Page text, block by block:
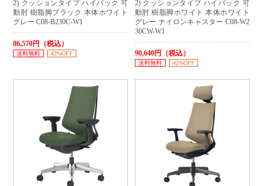
2) クッションタイプ ハイバック 可
動肘 樹脂脚ブラック 本体ホワイト
グレー C08-B230C-W1
86,570円（税込）
送料無料 42%OFF
2) クッションタイプ ハイバック 可
動肘 樹脂脚ホワイト 本体ホワイト
グレー ナイロンキャスター C08-W2
30CW-W1
90,640円（税込）
送料無料 42%OFF